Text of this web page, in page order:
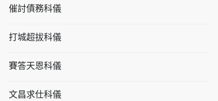
催討債務科儀
打城超拔科儀
賽答天恩科儀
文昌求仕科儀